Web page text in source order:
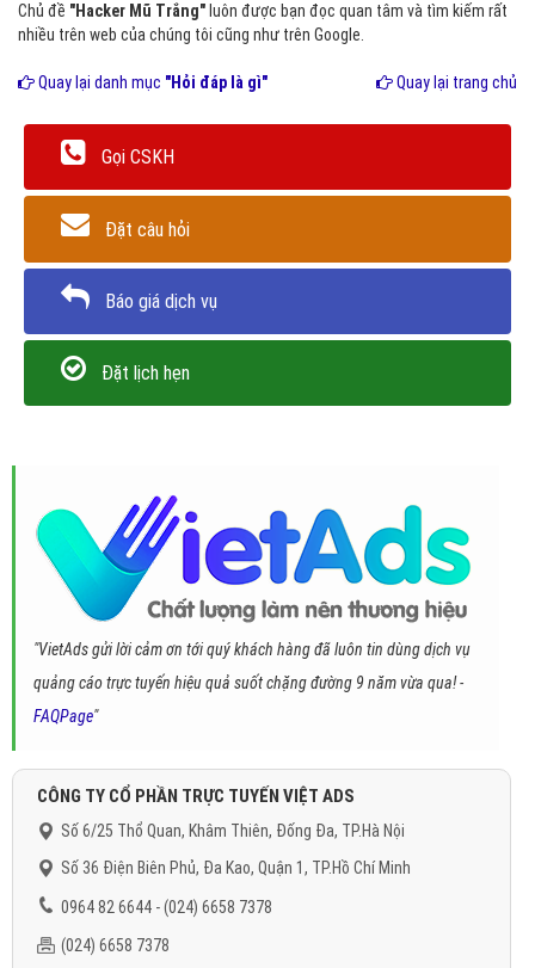
Chủ đề "Hacker Mũ Trắng" luôn được bạn đọc quan tâm và tìm kiếm rất
nhiều trên web của chúng tôi cũng như trên Google.
Quay lại danh mục "Hỏi đáp là gì" Quay lại trang chủ
Gọi CSKH
Đặt câu hỏi
Báo giá dịch vụ
Đặt lịch hẹn
"VietAds gửi lời cảm ơn tới quý khách hàng đã luôn tin dùng dịch vụ
quảng cáo trực tuyến hiệu quả suốt chặng đường 9 năm vừa qua! -
FAQPage"
CÔNG TY CỔ PHẦN TRỰC TUYẾN VIỆT ADS
Số 6/25 Thổ Quan, Khâm Thiên, Đống Đa, TP.Hà Nội
Số 36 Điện Biên Phủ, Đa Kao, Quận 1, TP.Hồ Chí Minh
0964 82 6644 - (024) 6658 7378
(024) 6658 7378